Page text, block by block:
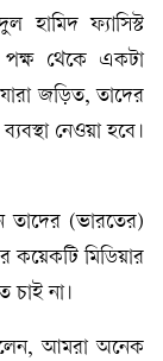
ফ্যাসিস্ট
পক্ষ থেকে একটা
যারা জড়িত, তাদের
নেওয়া হবে।
তাদের (ভারতের)
কয়েকটি মিডিয়ার
চাই না।
আমরা অনেক